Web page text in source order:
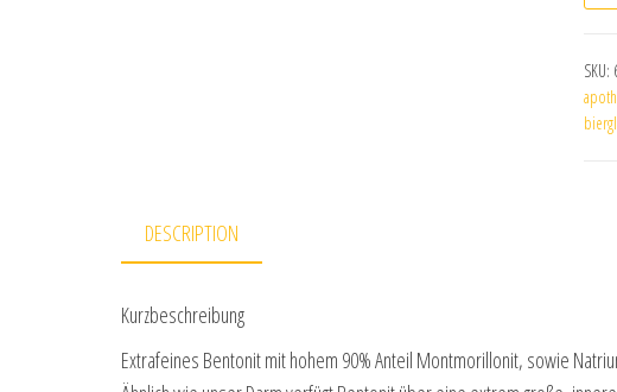
SKU:
DESCRIPTION
Kurzbeschreibung
Extrafeines Bentonit mit hohem 90% Anteil Montmorillonit, sowie